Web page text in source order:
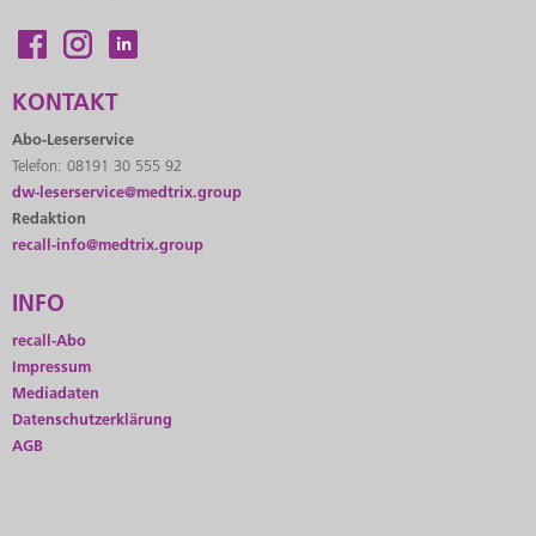
KONTAKT
Abo-Leserservice
Telefon: 08191 30 555 92
dw-leserservice@medtrix.group
Redaktion
recall-info@medtrix.group
INFO
recall-Abo
Impressum
Mediadaten
Datenschutzerklärung
AGB